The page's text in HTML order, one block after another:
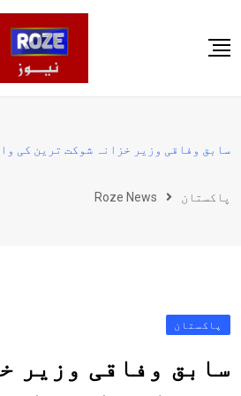
to
پاکستان
کھیل
سابق وفاقی وزیر خزانہ شوکت ترین کی
پاکستان Roze News
پاکستان
سابق وفاقی وزیر